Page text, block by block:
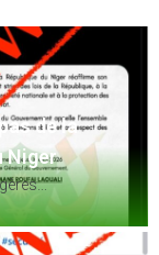
de la
Niger